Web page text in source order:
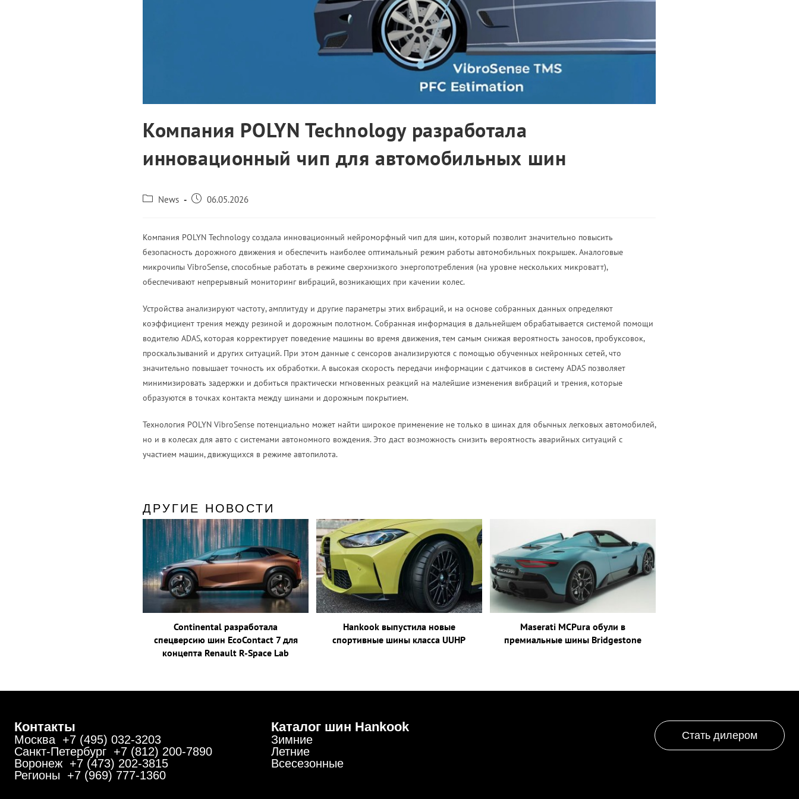
Компания POLYN Technology разработала
инновационный чип для автомобильных шин
News 06.05.2026
Компания POLYN Technology создала инновационный нейроморфный чип для шин, который позволит значительно повысить
безопасность дорожного движения и обеспечить наиболее оптимальный режим работы автомобильных покрышек. Аналоговые
микрочипы VibroSense, способные работать в режиме сверхнизкого энергопотребления (на уровне нескольких микроватт),
обеспечивают непрерывный мониторинг вибраций, возникающих при качении колес.
Устройства анализируют частоту, амплитуду и другие параметры этих вибраций, и на основе собранных данных определяют
коэффициент трения между резиной и дорожным полотном. Собранная информация в дальнейшем обрабатывается системой помощи
водителю ADAS, которая корректирует поведение машины во время движения, тем самым снижая вероятность заносов, пробуксовок,
проскальзываний и других ситуаций. При этом данные с сенсоров анализируются с помощью обученных нейронных сетей, что
значительно повышает точность их обработки. А высокая скорость передачи информации с датчиков в систему ADAS позволяет
минимизировать задержки и добиться практически мгновенных реакций на малейшие изменения вибраций и трения, которые
образуются в точках контакта между шинами и дорожным покрытием.
Технология POLYN VibroSense потенциально может найти широкое применение не только в шинах для обычных легковых автомобилей,
но и в колесах для авто с системами автономного вождения. Это даст возможность снизить вероятность аварийных ситуаций с
участием машин, движущихся в режиме автопилота.
ДРУГИЕ НОВОСТИ
Continental разработала
спецверсию шин EcoContact 7 для
концепта Renault R-Space Lab
Hankook выпустила новые
спортивные шины класса UUHP
Maserati MCPura обули в
премиальные шины Bridgestone
Контакты
Москва +7 (495) 032-3203
Санкт-Петербург +7 (812) 200-7890
Воронеж +7 (473) 202-3815
Регионы +7 (969) 777-1360
Каталог шин Hankook
Зимние
Летние
Всесезонные
Стать дилером